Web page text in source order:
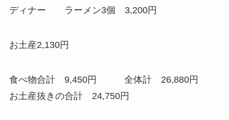
ディナー ラーメン3個 3,200円
お土産2,130円
食べ物合計9,450円 全体計26,880円
お土産抜きの合計24,750円